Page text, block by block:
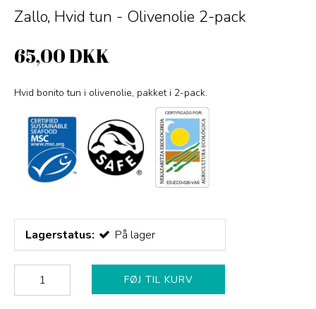
Zallo, Hvid tun - Olivenolie 2-pack
65,00 DKK
Hvid bonito tun i olivenolie, pakket i 2-pack.
Lagerstatus: På lager
FØJ TIL KURV